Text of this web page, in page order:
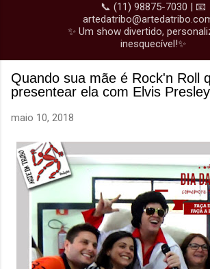
📞 (11) 98875-7030 | 📧
✨ Um show divertido,
inesquecível!✨
Quando sua mãe é Rock'n Roll
presentear ela com Elvis
maio 10, 2018